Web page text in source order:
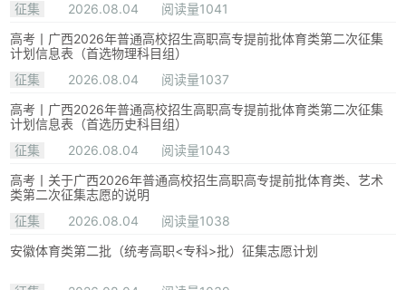
征集
2026.08.04
阅读量1041
高考丨广西2026年普通高校招生高职高专提前批体育类第二次征集
计划信息表（首选物理科目组）
征集
2026.08.04
阅读量1037
高考丨广西2026年普通高校招生高职高专提前批体育类第二次征集
计划信息表（首选历史科目组）
征集
2026.08.04
阅读量1043
高考丨关于广西2026年普通高校招生高职高专提前批体育类、艺术
类第二次征集志愿的说明
征集
2026.08.04
阅读量1038
安徽体育类第二批（统考高职<专科>批）征集志愿计划